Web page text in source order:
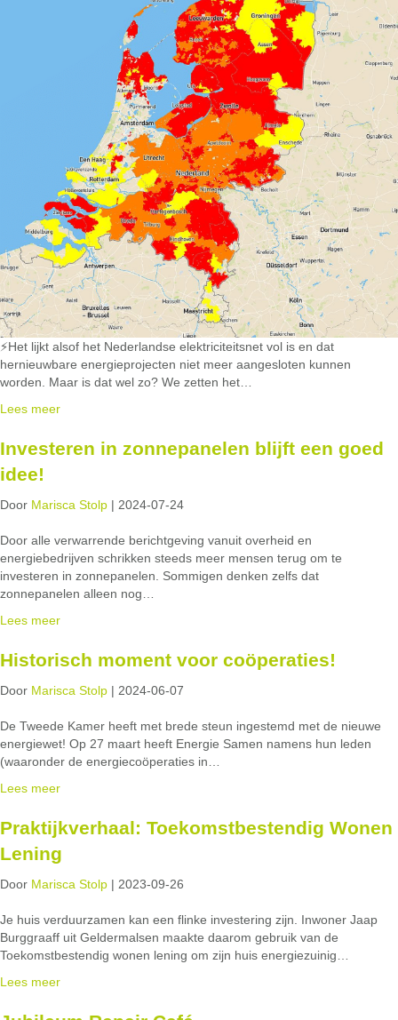
⚡Het lijkt alsof het Nederlandse elektriciteitsnet vol is en dat
hernieuwbare energieprojecten niet meer aangesloten kunnen
worden. Maar is dat wel zo? We zetten het…
Lees meer
Investeren in zonnepanelen blijft een goed
idee!
Door Marisca Stolp | 2024-07-24
Door alle verwarrende berichtgeving vanuit overheid en
energiebedrijven schrikken steeds meer mensen terug om te
investeren in zonnepanelen. Sommigen denken zelfs dat
zonnepanelen alleen nog…
Lees meer
Historisch moment voor coöperaties!
Door Marisca Stolp | 2024-06-07
De Tweede Kamer heeft met brede steun ingestemd met de nieuwe
energiewet! Op 27 maart heeft Energie Samen namens hun leden
(waaronder de energiecoöperaties in…
Lees meer
Praktijkverhaal: Toekomstbestendig Wonen
Lening
Door Marisca Stolp | 2023-09-26
Je huis verduurzamen kan een flinke investering zijn. Inwoner Jaap
Burggraaff uit Geldermalsen maakte daarom gebruik van de
Toekomstbestendig wonen lening om zijn huis energiezuinig…
Lees meer